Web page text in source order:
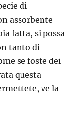
di
assorbente
fatta, si possa
tanto di
se foste dei
questa
ve la